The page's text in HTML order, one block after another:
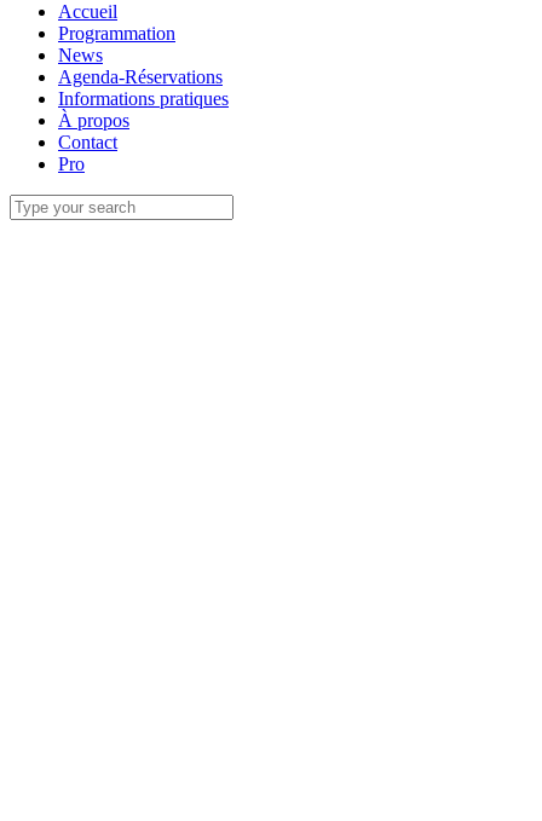
Accueil
Programmation
News
Agenda-Réservations
Informations pratiques
À propos
Contact
Pro